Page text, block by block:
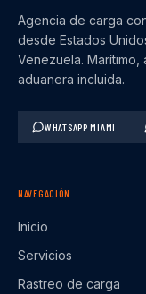
Agencia de carga
desde Estados
Venezuela. Marítimo,
aduanera incluida.
WHATSAPP MIAMI
NAVEGACIÓN
Inicio
Servicios
Rastreo de carga